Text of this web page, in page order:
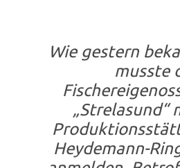
Wie gestern
musste
„Strelasund“
Heydemann-